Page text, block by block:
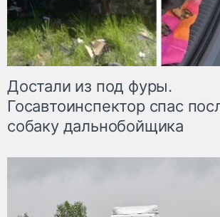
Достали из под фуры.
Госавтоинспектор спас
собаку дальнобойщика